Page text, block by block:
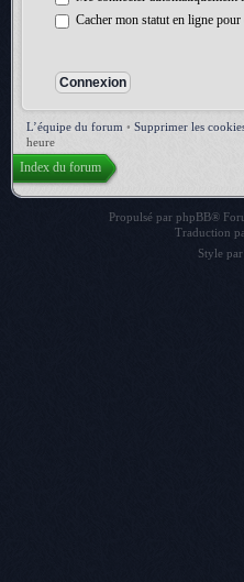
Cacher mon statut en ligne pour
L’équipe du forum • Supprimer les
heure
Index du forum
Propulsé par phpBB®
Traduction
Style par